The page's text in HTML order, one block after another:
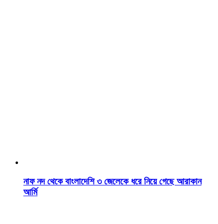
নাফ নদ থেকে বাংলাদেশি ৩ জেলেকে ধরে নিয়ে গেছে আরাকান
আর্মি